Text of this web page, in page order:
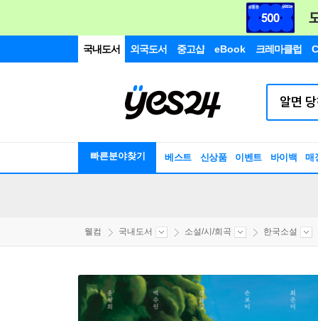
국내도서 외국도서 중고샵 eBook 크레마클럽
빠른분야찾기 베스트 신상품 이벤트 바이백 매
웰컴 국내도서 소설/시/희곡 한국소설